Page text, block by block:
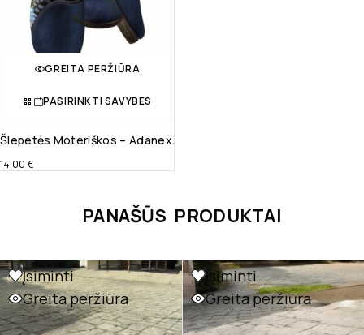
GREITA PERŽIŪRA
PASIRINKTI SAVYBES
Šlepetės Moteriškos – Adanex.
14,00 €
PANAŠŪS PRODUKTAI
Įsiminti
Greita peržiūra
Įsiminti
Greita peržiūra